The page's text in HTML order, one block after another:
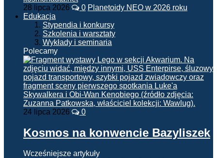
28 lipca 2026 0 Planetoidy NEO w 2026 roku
Edukacja
Stypendia i konkursy
Szkolenia i warsztaty
Wykłady i seminaria
Polecamy
24 lipca 2026 0
Kosmos na konwencie Bazyliszek
Wcześniejsze artykuły